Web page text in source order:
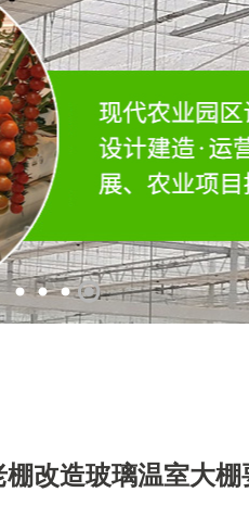
棚改造玻璃温室大棚